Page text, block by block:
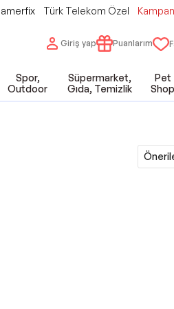
Türk Telekom Özel
Giriş yap Puanlarım
Spor,
Outdoor
Süpermarket,
Gıda, Temizlik
Pet
Shop